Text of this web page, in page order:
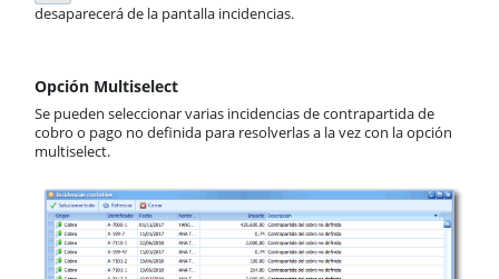
desaparecerá de la pantalla incidencias.
Opción Multiselect
Se pueden seleccionar varias incidencias de contrapartida de
cobro o pago no definida para resolverlas a la vez con la opción
multiselect.